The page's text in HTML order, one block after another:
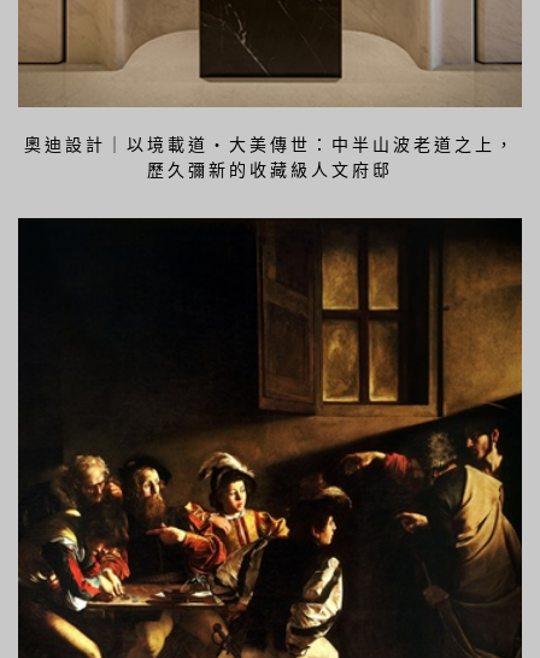
奧迪設計｜以境載道・大美傳世：中半山波老道之上，
歷久彌新的收藏級人文府邸